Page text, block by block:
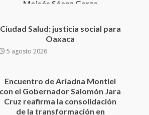
con el Gobernador Salomón Jara
Cruz reafirma la consolidación
de la transformación en
Secretaría de Gobierno refuerza
presencia institucional en San
Juan Mazatlán